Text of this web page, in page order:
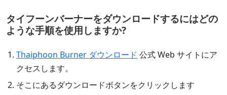
タイフーンバーナーをダウンロードするにはどの
ような手順を使用しますか?
Thaiphoon Burner ダウンロード 公式 Web サイトにア
クセスします。
そこにあるダウンロードボタンをクリックします